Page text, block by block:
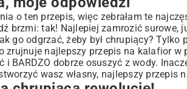
o ten przepis, więc zebrałam te
brzmi: tak! Najlepiej zamrozić
go odgrzać, żeby był chrupiący?
zrujnuje najlepszy przepis na kalafior
i BARDZO dobrze osuszyć z wody.
wasz własny, najlepszy przepis